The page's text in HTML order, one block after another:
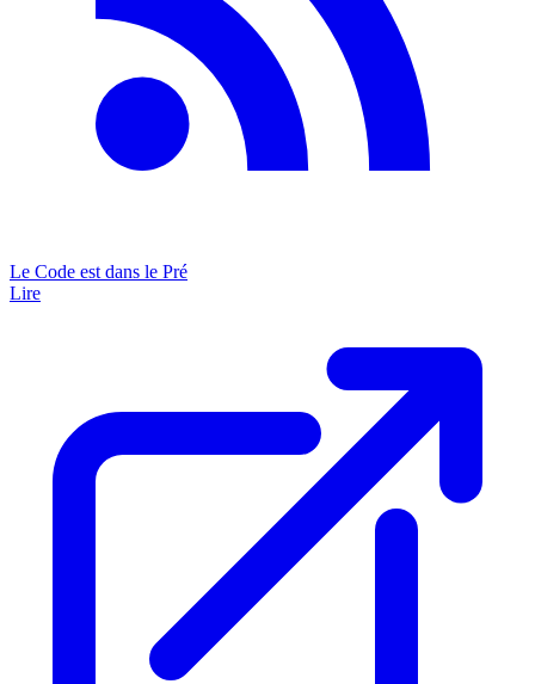
Le Code est dans le Pré
Lire